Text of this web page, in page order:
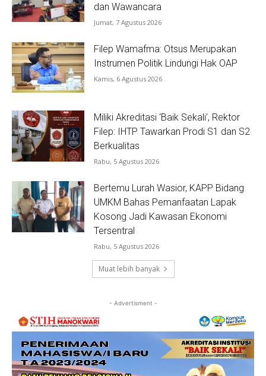
dan Wawancara
Jumat, 7 Agustus 2026
Filep Wamafma: Otsus Merupakan
Instrumen Politik Lindungi Hak OAP
Kamis, 6 Agustus 2026
Miliki Akreditasi ‘Baik Sekali’, Rektor
Filep: IHTP Tawarkan Prodi S1 dan S2
Berkualitas
Rabu, 5 Agustus 2026
Bertemu Lurah Wasior, KAPP Bidang
UMKM Bahas Pemanfaatan Lapak
Kosong Jadi Kawasan Ekonomi
Tersentral
Rabu, 5 Agustus 2026
Muat lebih banyak
- Advertisment -